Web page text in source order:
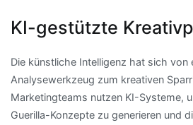
KI-gestützte
Die künstliche Intelligenz hat sich von
Analysewerkzeug zum kreativen
Marketingteams nutzen KI-Systeme,
Guerilla-Konzepte zu generieren und